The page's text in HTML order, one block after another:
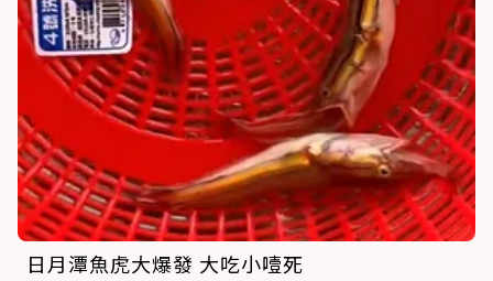
日月潭魚虎大爆發 大吃小噎死